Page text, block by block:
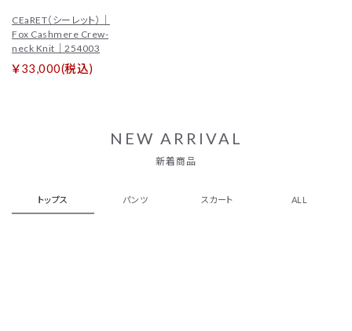
CEaRET（シーレット）｜
Fox Cashmere Crew-
neck Knit｜254003
￥33,000(税込)
NEW ARRIVAL
新着商品
トップス パンツ スカート ALL